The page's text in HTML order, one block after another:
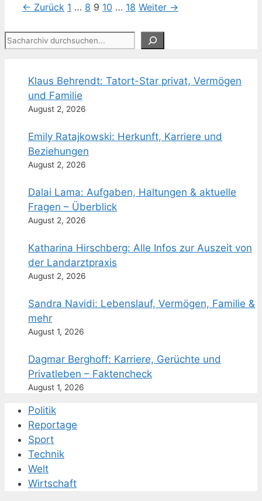
← Zurück Seite
1 … Seite
8 Seite
9 Seite
10 … Seite
18 Weiter →
Suchen
Klaus Behrendt: Tatort-Star privat, Vermögen
und Familie
August 2, 2026
Emily Ratajkowski: Herkunft, Karriere und
Beziehungen
August 2, 2026
Dalai Lama: Aufgaben, Haltungen & aktuelle
Fragen – Überblick
August 2, 2026
Katharina Hirschberg: Alle Infos zur Auszeit von
der Landarztpraxis
August 2, 2026
Sandra Navidi: Lebenslauf, Vermögen, Familie &
mehr
August 1, 2026
Dagmar Berghoff: Karriere, Gerüchte und
Privatleben – Faktencheck
August 1, 2026
Politik
Reportage
Sport
Technik
Welt
Wirtschaft